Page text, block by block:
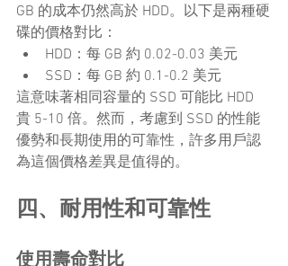
GB 的成本仍然高於 HDD。以下是兩種硬
碟的價格對比：
HDD：每 GB 約 0.02-0.03 美元
SSD：每 GB 約 0.1-0.2 美元
這意味著相同容量的 SSD 可能比 HDD
貴 5-10 倍。然而，考慮到 SSD 的性能
優勢和長期使用的可靠性，許多用戶認
為這個價格差異是值得的。
四、耐用性和可靠性
使用壽命對比